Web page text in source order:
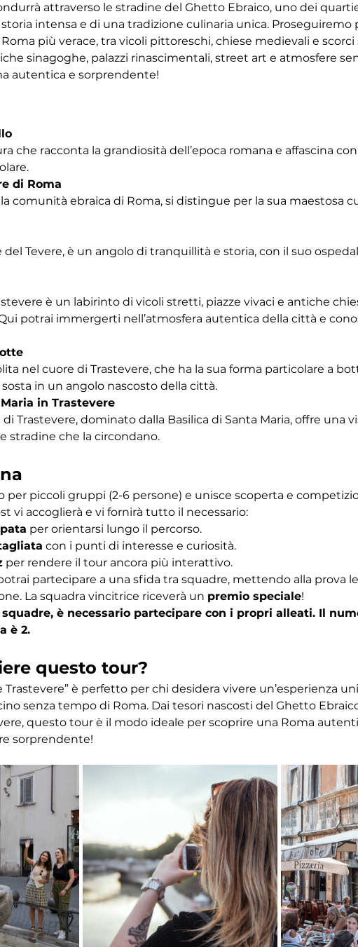
attraverso le stradine del Ghetto Ebraico, uno dei
intensa e di una tradizione culinaria unica. Proseguiremo
più verace, tra vicoli pittoreschi, chiese medievali e
sinagoghe, palazzi rinascimentali, street art e atmosfere
autentica e sorprendente!
che racconta la grandiosità dell’epoca romana e affascina
di Roma
comunità ebraica di Roma, si distingue per la sua maestosa
Tevere, è un angolo di tranquillità e storia, con il suo
è un labirinto di vicoli stretti, piazze vivaci e antiche
potrai immergerti nell’atmosfera autentica della città e
nel cuore di Trastevere, che ha la sua forma particolare a
in un angolo nascosto della città.
in Trastevere
Trastevere, dominato dalla Basilica di Santa Maria, offre una
stradine che la circondano.
per piccoli gruppi (2-6 persone) e unisce scoperta e
vi accoglierà e vi fornirà tutto il necessario:
per orientarsi lungo il percorso.
con i punti di interesse e curiosità.
per rendere il tour ancora più interattivo.
partecipare a una sfida tra squadre, mettendo alla prova
La squadra vincitrice riceverà un premio speciale!
squadre, è necessario partecipare con i propri alleati. Il
è 2.
questo tour?
Trastevere” è perfetto per chi desidera vivere un’esperienza
senza tempo di Roma. Dai tesori nascosti del Ghetto
questo tour è il modo ideale per scoprire una Roma
sorprendente!